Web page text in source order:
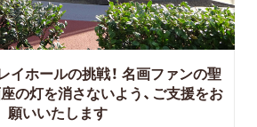
イホールの挑戦！ 名画ファンの聖
の灯を消さないよう、ご支援をお
願いいたします